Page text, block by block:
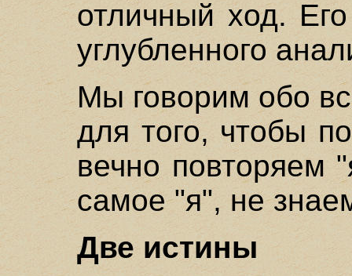
отличный ход.
углубленного
Мы говорим обо
для того, чтобы
вечно повторяем
самое "я", не
Две истины